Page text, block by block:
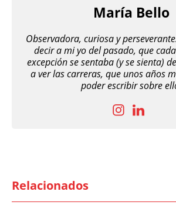
María Bello
Observadora, curiosa y
decir a mi yo del pasado, que
excepción se sentaba (y se sienta)
a ver las carreras, que unos años
poder escribir sobre
Relacionados